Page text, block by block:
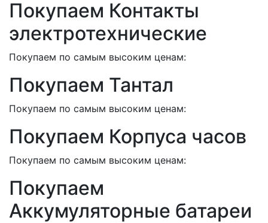
Покупаем Контакты
электротехнические
Покупаем по самым высоким ценам:
Покупаем Тантал
Покупаем по самым высоким ценам:
Покупаем Корпуса часов
Покупаем по самым высоким ценам:
Покупаем
Аккумуляторные батареи